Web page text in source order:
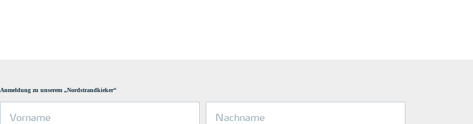
Anmeldung zu unserem „Nordstrandkieker“